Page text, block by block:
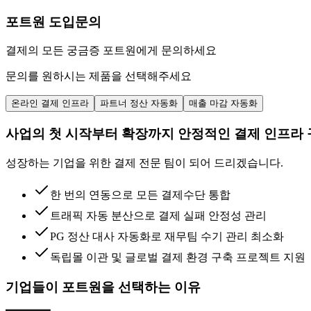
포트원 도입문의
결제의 모든 궁금증 포트원에게 문의하세요
문의를 원하시는 제품을 선택해주세요
온라인 결제 인프라 파트너 정산 자동화 매출 마감 자동화
사업의 첫 시작부터 확장까지 안정적인 결제 인프라
성장하는 기업을 위한 결제 전문 팀이 되어 드리겠습니다.
한 번의 연동으로 모든 결제수단 통합
트래픽 자동 분산으로 결제 실패 안정성 관리
PG 정산 대사 자동화로 재무팀 수기 관리 최소화
독립몰 이관 및 글로벌 결제 환경 구축 프로젝트 지원
기업들이 포트원을 선택하는 이유